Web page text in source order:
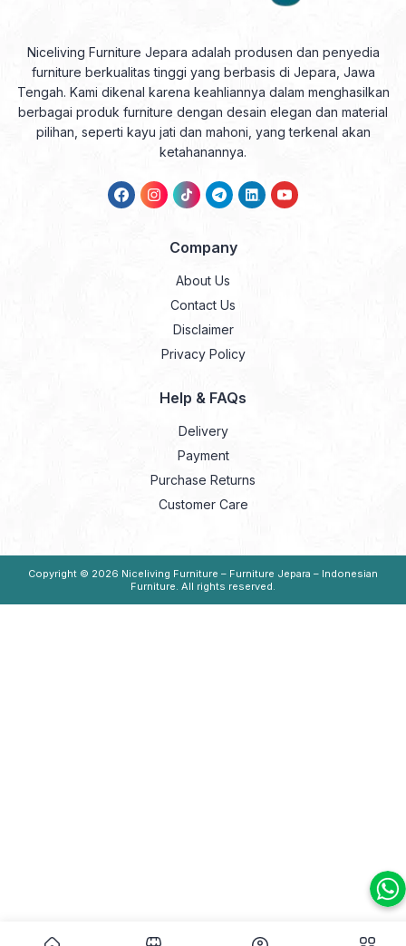
Niceliving Furniture Jepara adalah produsen dan penyedia
furniture berkualitas tinggi yang berbasis di Jepara, Jawa
Tengah. Kami dikenal karena keahliannya dalam menghasilkan
berbagai produk furniture dengan desain elegan dan material
pilihan, seperti kayu jati dan mahoni, yang terkenal akan
ketahanannya.
Company
About Us
Contact Us
Disclaimer
Privacy Policy
Help & FAQs
Delivery
Payment
Purchase Returns
Customer Care
Copyright © 2026 Niceliving Furniture – Furniture Jepara – Indonesian
Furniture. All rights reserved.